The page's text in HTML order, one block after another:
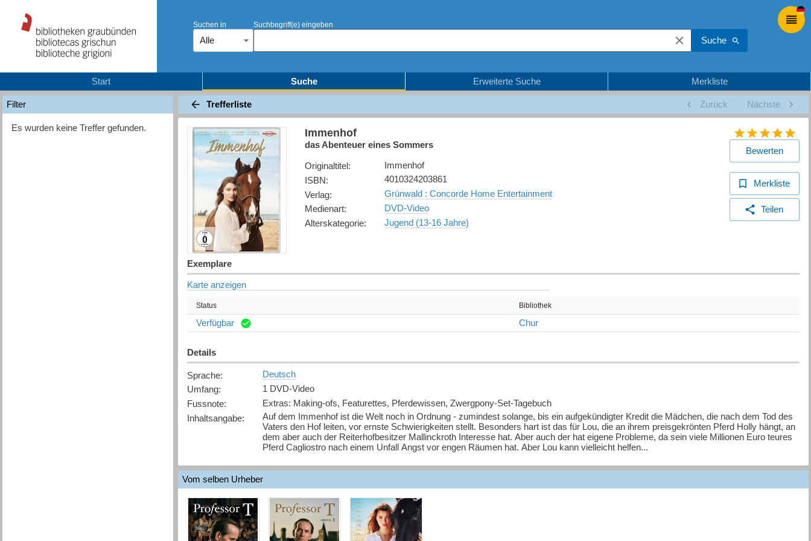
Suchen in
Alle
Suchbegriff(e) eingeben
Suche
Start Suche Erweiterte Suche Merkliste
Filter
Es wurden keine Treffer gefunden.
Trefferliste Zurück Nächste
Immenhof
das Abenteuer eines Sommers
Originaltitel:
Immenhof
ISBN:
4010324203861
Verlag:
Grünwald : Concorde Home Entertainment
Medienart:
DVD-Video
Alterskategorie: Jugend (13-16 Jahre)
Bewerten
Merkliste
Teilen
Exemplare
Karte anzeigen
Status Bibliothek
Verfügbar Chur
Details
Sprache:
Deutsch
Umfang:
1 DVD-Video
Fussnote:
Extras: Making-ofs, Featurettes, Pferdewissen, Zwergpony-Set-Tagebuch
Inhaltsangabe:
Auf dem Immenhof ist die Welt noch in Ordnung - zumindest solange, bis ein aufgekündigter Kredit die Mädchen, die nach dem Tod des
Vaters den Hof leiten, vor ernste Schwierigkeiten stellt. Besonders hart ist das für Lou, die an ihrem preisgekrönten Pferd Holly hängt, an
dem aber auch der Reiterhofbesitzer Mallinckroth Interesse hat. Aber auch der hat eigene Probleme, da sein viele Millionen Euro teures
Pferd Cagliostro nach einem Unfall Angst vor engen Räumen hat. Aber Lou kann vielleicht helfen...
Vom selben Urheber